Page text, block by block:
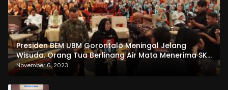
Presiden BEM UBM Gorontalo Meningal Jelang
Wisuda. Orang Tua Berlinang Air Mata Menerima SKL
dan Pemasangan Salempang
November 6, 2023